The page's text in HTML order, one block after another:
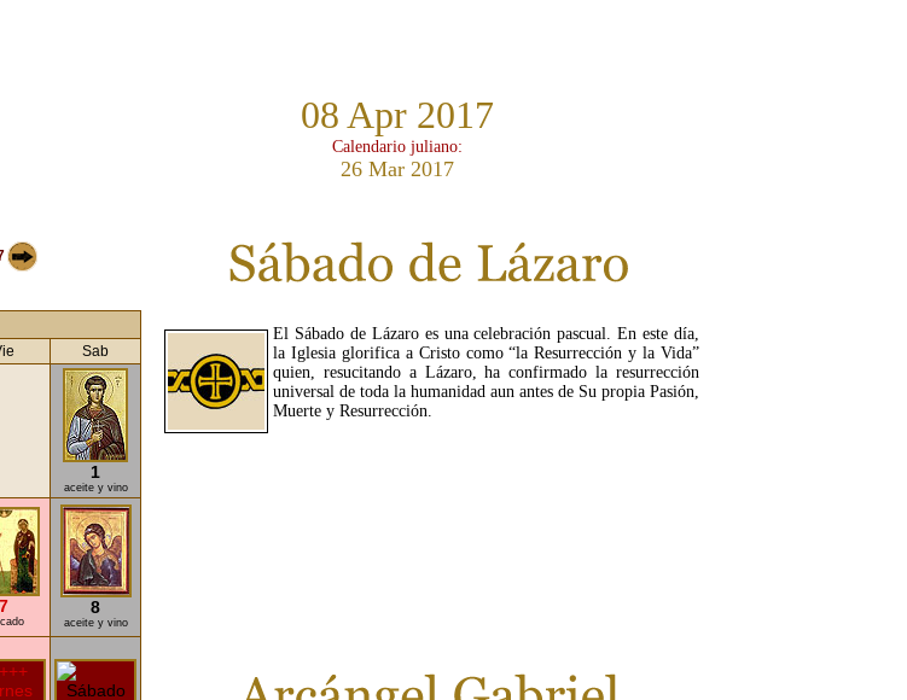
08 Apr 2017
Calendario juliano:
26 Mar 2017
El Sábado de Lázaro es una celebración pascual. En este día,
la Iglesia glorifica a Cristo como “la Resurrección y la Vida”
quien, resucitando a Lázaro, ha confirmado la resurrección
universal de toda la humanidad aun antes de Su propia Pasión,
Muerte y Resurrección.
Sab
1
aceite y vino
7 8
aceite y vino